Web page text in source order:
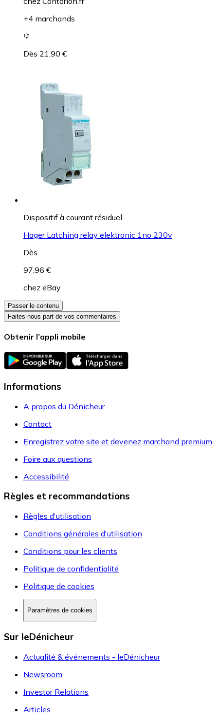
+4 marchands
Dès 21,90 €
Dispositif à courant résiduel
Hager Latching relay elektronic 1no 230v
Dès
97,96 €
chez eBay
Passer le contenu
Faites-nous part de vos commentaires
Obtenir l’appli mobile
Informations
A propos du Dénicheur
Contact
Enregistrez votre site et devenez marchand premium
Foire aux questions
Accessibilité
Règles et recommandations
Règles d'utilisation
Conditions générales d'utilisation
Conditions pour les clients
Politique de confidentialité
Politique de cookies
Paramètres de cookies
Sur leDénicheur
Actualité & événements - leDénicheur
Newsroom
Investor Relations
Articles